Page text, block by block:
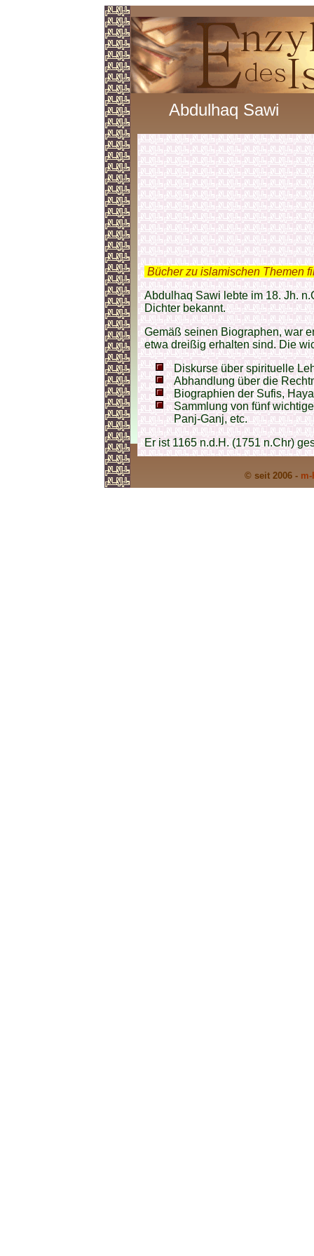
Abdulhaq Sawi
Bücher zu islamischen Themen
Abdulhaq Sawi lebte im 18. Jh.
Dichter bekannt.
Gemäß seinen Biographen, war
etwa dreißig erhalten sind. Die
Diskurse über spirituelle
Abhandlung über die
Biographien der Sufis,
Sammlung von fünf
Panj-Ganj, etc.
Er ist 1165 n.d.H. (1751 n.Chr)
© seit 2006 -